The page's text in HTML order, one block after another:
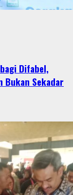
Difabel,
Bukan Sekadar